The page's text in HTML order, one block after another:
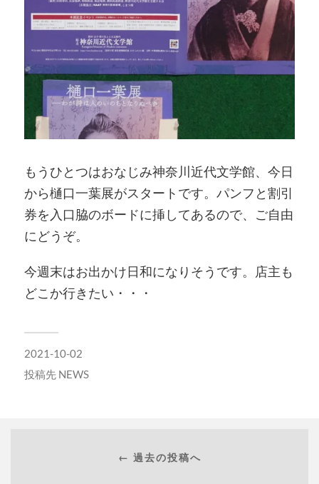
もうひとつはおなじみ神奈川近代文学館、今日
から樋口一葉展がスタートです。パンフと割引
券を入口脇のボードに挿してあるので、ご自由
にどうぞ。
今週末はお出かけ日和になりそうです。店主も
どこか行きたい・・・
2021-10-02
投稿先 NEWS
← 過去の投稿へ